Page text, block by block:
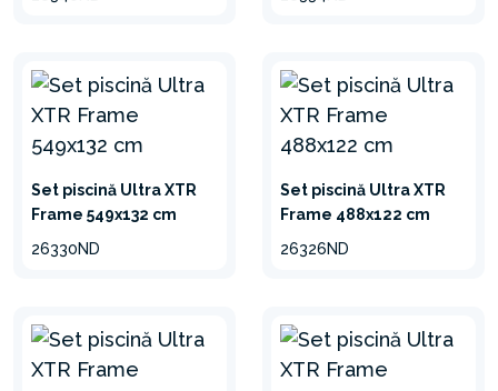
LA DETERIORARE CU 3
STRATURI
straturi utilizat pentru
fabricarea mantalei piscinei
oferă o durabilitate mai
DESIGN ÎMBUNĂTĂȚIT
Set piscină Ultra XTR
Frame 549x132 cm
26330ND
Set piscină Ultra XTR
Frame 488x122 cm
26326ND